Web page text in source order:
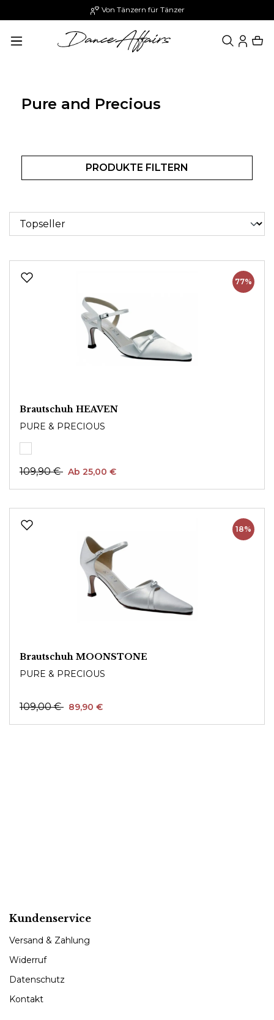
Von Tänzern für Tänzer
Pure and Precious
PRODUKTE FILTERN
77%
Brautschuh HEAVEN
PURE & PRECIOUS
109,90 € Ab 25,00 €
18%
Brautschuh MOONSTONE
PURE & PRECIOUS
109,00 € 89,90 €
Kundenservice
Versand & Zahlung
Widerruf
Datenschutz
Kontakt